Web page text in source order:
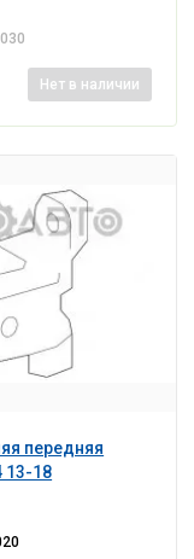
Нет в наличии
передняя
13-18